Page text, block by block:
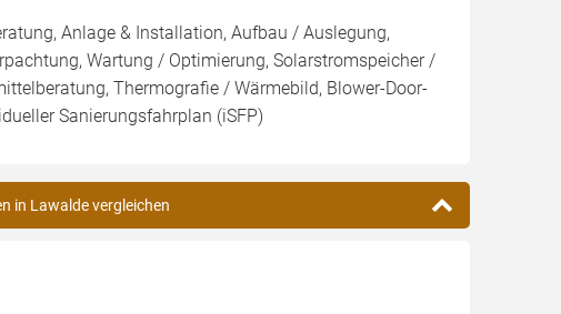
Anlage & Installation, Aufbau / Auslegung,
Wartung / Optimierung, Solarstromspeicher /
Thermografie / Wärmebild, Blower-Door-
Sanierungsfahrplan (iSFP)
in Lawalde vergleichen